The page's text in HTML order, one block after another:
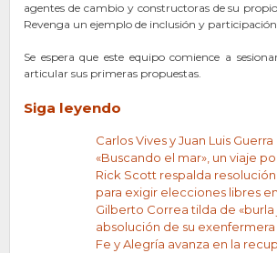
agentes de cambio y constructoras de su
Revenga un ejemplo de inclusión y participación
Se espera que este equipo comience a
articular sus primeras propuestas.
Siga leyendo
Carlos Vives y Juan Luis
«Buscando el mar», un viaje
Rick Scott respalda
para exigir elecciones libres
Gilberto Correa tilda de «burla
absolución de su exenfermera
Fe y Alegría avanza en la